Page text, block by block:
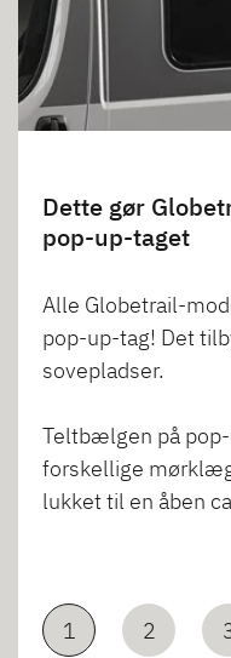
Dette gør
pop-up-taget
Alle Globetrail-
pop-up-tag! Det
sovepladser.
Teltbælgen på
forskellige
lukket til en åben
1 2
Filtrer resultater